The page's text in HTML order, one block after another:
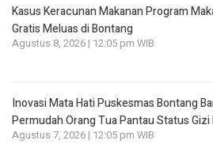
Kasus Keracunan Makanan Program
Gratis Meluas di Bontang
Agustus 8, 2026 | 12:05 pm WIB
Inovasi Mata Hati Puskesmas Bontang
Permudah Orang Tua Pantau Status Gizi
Agustus 7, 2026 | 12:05 pm WIB